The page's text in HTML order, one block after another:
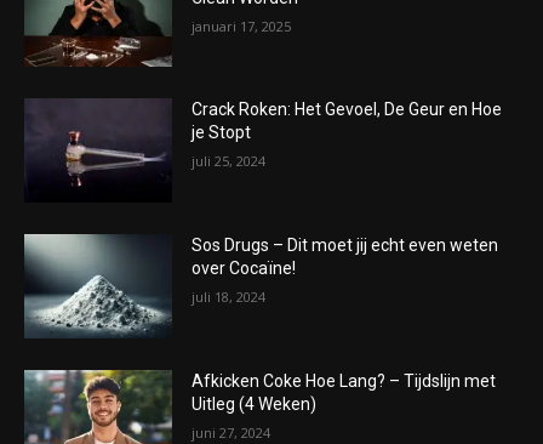
januari 17, 2025
Crack Roken: Het Gevoel, De Geur en Hoe
je Stopt
juli 25, 2024
Sos Drugs – Dit moet jij echt even weten
over Cocaïne!
juli 18, 2024
Afkicken Coke Hoe Lang? – Tijdslijn met
Uitleg (4 Weken)
juni 27, 2024